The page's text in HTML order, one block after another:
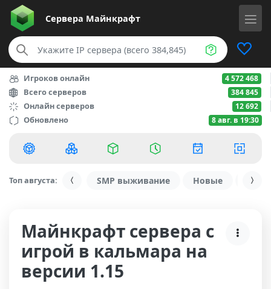
Сервера Майнкрафт
Игроков онлайн 4 572 468
Всего серверов 384 845
Онлайн серверов 12 692
Обновлено 8 авг. в 19:30
Топ августа: SMP выживание Новые С
Майнкрафт сервера с
игрой в кальмара на
версии 1.15